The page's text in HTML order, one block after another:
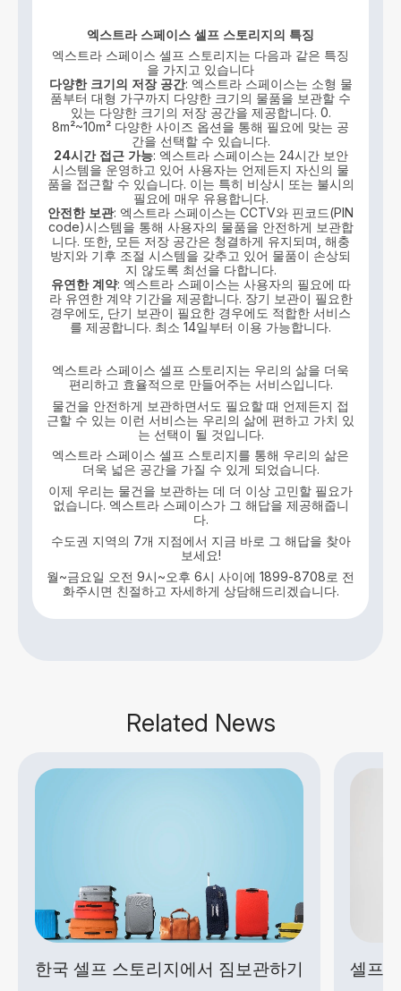
엑스트라 스페이스 셀프 스토리지의 특징
엑스트라 스페이스 셀프 스토리지는 다음과 같은 특징
을 가지고 있습니다
다양한 크기의 저장 공간: 엑스트라 스페이스는 소형 물
품부터 대형 가구까지 다양한 크기의 물품을 보관할 수
있는 다양한 크기의 저장 공간을 제공합니다. 0.
8m²~10m² 다양한 사이즈 옵션을 통해 필요에 맞는 공
간을 선택할 수 있습니다.
24시간 접근 가능: 엑스트라 스페이스는 24시간 보안
시스템을 운영하고 있어 사용자는 언제든지 자신의 물
품을 접근할 수 있습니다. 이는 특히 비상시 또는 불시의
필요에 매우 유용합니다.
안전한 보관: 엑스트라 스페이스는 CCTV와 핀코드(PIN
code)시스템을 통해 사용자의 물품을 안전하게 보관합
니다. 또한, 모든 저장 공간은 청결하게 유지되며, 해충
방지와 기후 조절 시스템을 갖추고 있어 물품이 손상되
지 않도록 최선을 다합니다.
유연한 계약: 엑스트라 스페이스는 사용자의 필요에 따
라 유연한 계약 기간을 제공합니다. 장기 보관이 필요한
경우에도, 단기 보관이 필요한 경우에도 적합한 서비스
를 제공합니다. 최소 14일부터 이용 가능합니다.
엑스트라 스페이스 셀프 스토리지는 우리의 삶을 더욱
편리하고 효율적으로 만들어주는 서비스입니다.
물건을 안전하게 보관하면서도 필요할 때 언제든지 접
근할 수 있는 이런 서비스는 우리의 삶에 편하고 가치 있
는 선택이 될 것입니다.
엑스트라 스페이스 셀프 스토리지를 통해 우리의 삶은
더욱 넓은 공간을 가질 수 있게 되었습니다.
이제 우리는 물건을 보관하는 데 더 이상 고민할 필요가
없습니다. 엑스트라 스페이스가 그 해답을 제공해줍니
다.
수도권 지역의 7개 지점에서 지금 바로 그 해답을 찾아
보세요!
월~금요일 오전 9시~오후 6시 사이에 1899-8708로 전
화주시면 친절하고 자세하게 상담해드리겠습니다.
Related News
한국 셀프 스토리지에서 짐보관하기 셀프